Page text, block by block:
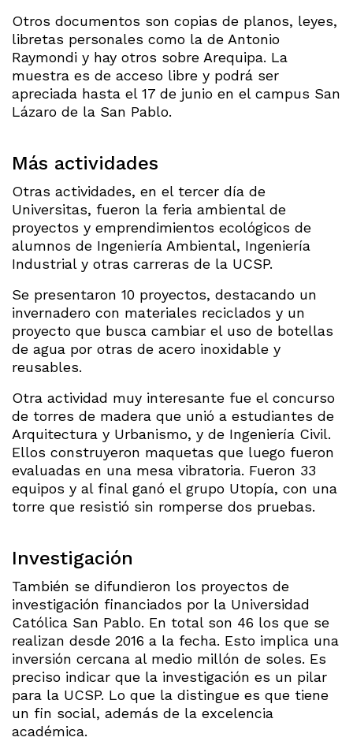
Otros documentos son copias de planos, leyes,
libretas personales como la de Antonio
Raymondi y hay otros sobre Arequipa. La
muestra es de acceso libre y podrá ser
apreciada hasta el 17 de junio en el campus San
Lázaro de la San Pablo.
Más actividades
Otras actividades, en el tercer día de
Universitas, fueron la feria ambiental de
proyectos y emprendimientos ecológicos de
alumnos de Ingeniería Ambiental, Ingeniería
Industrial y otras carreras de la UCSP.
Se presentaron 10 proyectos, destacando un
invernadero con materiales reciclados y un
proyecto que busca cambiar el uso de botellas
de agua por otras de acero inoxidable y
reusables.
Otra actividad muy interesante fue el concurso
de torres de madera que unió a estudiantes de
Arquitectura y Urbanismo, y de Ingeniería Civil.
Ellos construyeron maquetas que luego fueron
evaluadas en una mesa vibratoria. Fueron 33
equipos y al final ganó el grupo Utopía, con una
torre que resistió sin romperse dos pruebas.
Investigación
También se difundieron los proyectos de
investigación financiados por la Universidad
Católica San Pablo. En total son 46 los que se
realizan desde 2016 a la fecha. Esto implica una
inversión cercana al medio millón de soles. Es
preciso indicar que la investigación es un pilar
para la UCSP. Lo que la distingue es que tiene
un fin social, además de la excelencia
académica.